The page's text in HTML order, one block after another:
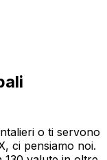
o ti servono
ci pensiamo noi.